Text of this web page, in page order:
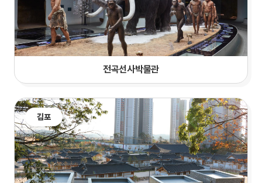
전곡선사박물관
김포